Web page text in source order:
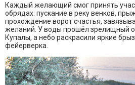
Каждый желающий смог принять
обрядах: пускание в реку венков,
прохождение ворот счастья,
желаний. У воды прошёл зрелищный
Купалы, а небо раскрасили яркие
фейерверка.